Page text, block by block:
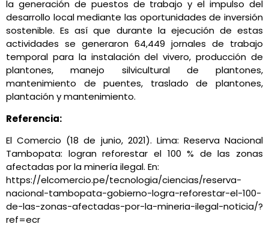
la generación de puestos de trabajo y el impulso del
desarrollo local mediante las oportunidades de inversión
sostenible. Es así que durante la ejecución de estas
actividades se generaron 64,449 jornales de trabajo
temporal para la instalación del vivero, producción de
plantones, manejo silvicultural de plantones,
mantenimiento de puentes, traslado de plantones,
plantación y mantenimiento.
Referencia:
El Comercio (18 de junio, 2021). Lima: Reserva Nacional
Tambopata: logran reforestar el 100 % de las zonas
afectadas por la minería ilegal. En:
https://elcomercio.pe/tecnologia/ciencias/reserva-
nacional-tambopata-gobierno-logra-reforestar-el-100-
de-las-zonas-afectadas-por-la-mineria-ilegal-noticia/?
ref=ecr